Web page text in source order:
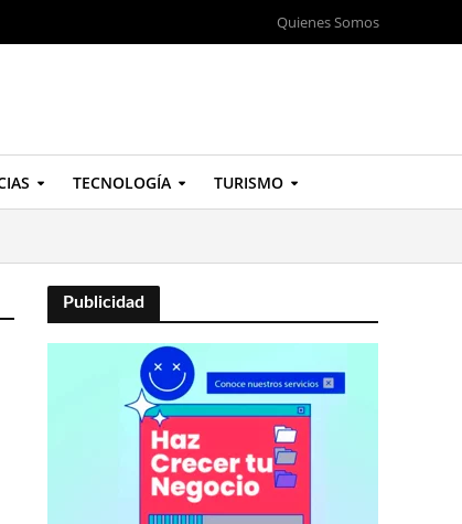
Quienes Somos
TECNOLOGÍA TURISMO
Publicidad